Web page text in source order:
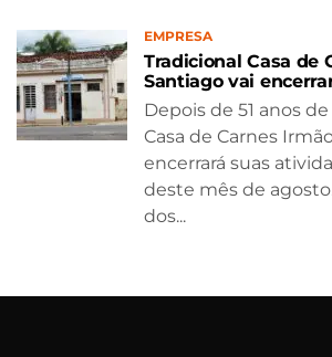
EMPRESA
Tradicional Casa de
Santiago vai
Depois de 51 anos
Casa de Carnes
encerrará suas
deste mês de
dos...